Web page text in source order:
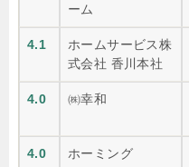
ーム
4.1
ホームサービス株
式会社 香川本社
4.0 ㈱幸和
4.0 ホーミング